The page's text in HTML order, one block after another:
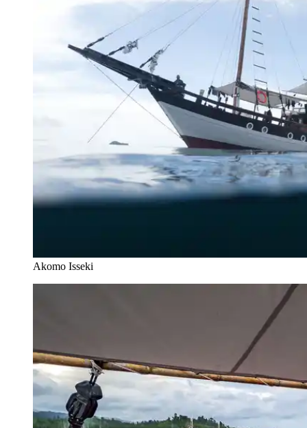
Akomo Isseki